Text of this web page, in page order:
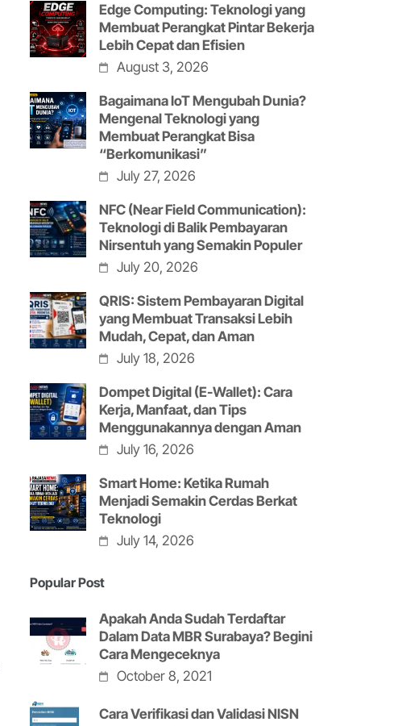
Edge Computing: Teknologi yang
Membuat Perangkat Pintar Bekerja
Lebih Cepat dan Efisien
August 3, 2026
Bagaimana IoT Mengubah Dunia?
Mengenal Teknologi yang
Membuat Perangkat Bisa
“Berkomunikasi”
July 27, 2026
NFC (Near Field Communication):
Teknologi di Balik Pembayaran
Nirsentuh yang Semakin Populer
July 20, 2026
QRIS: Sistem Pembayaran Digital
yang Membuat Transaksi Lebih
Mudah, Cepat, dan Aman
July 18, 2026
Dompet Digital (E-Wallet): Cara
Kerja, Manfaat, dan Tips
Menggunakannya dengan Aman
July 16, 2026
Smart Home: Ketika Rumah
Menjadi Semakin Cerdas Berkat
Teknologi
July 14, 2026
Popular Post
Apakah Anda Sudah Terdaftar
Dalam Data MBR Surabaya? Begini
Cara Mengeceknya
October 8, 2021
Cara Verifikasi dan Validasi NISN